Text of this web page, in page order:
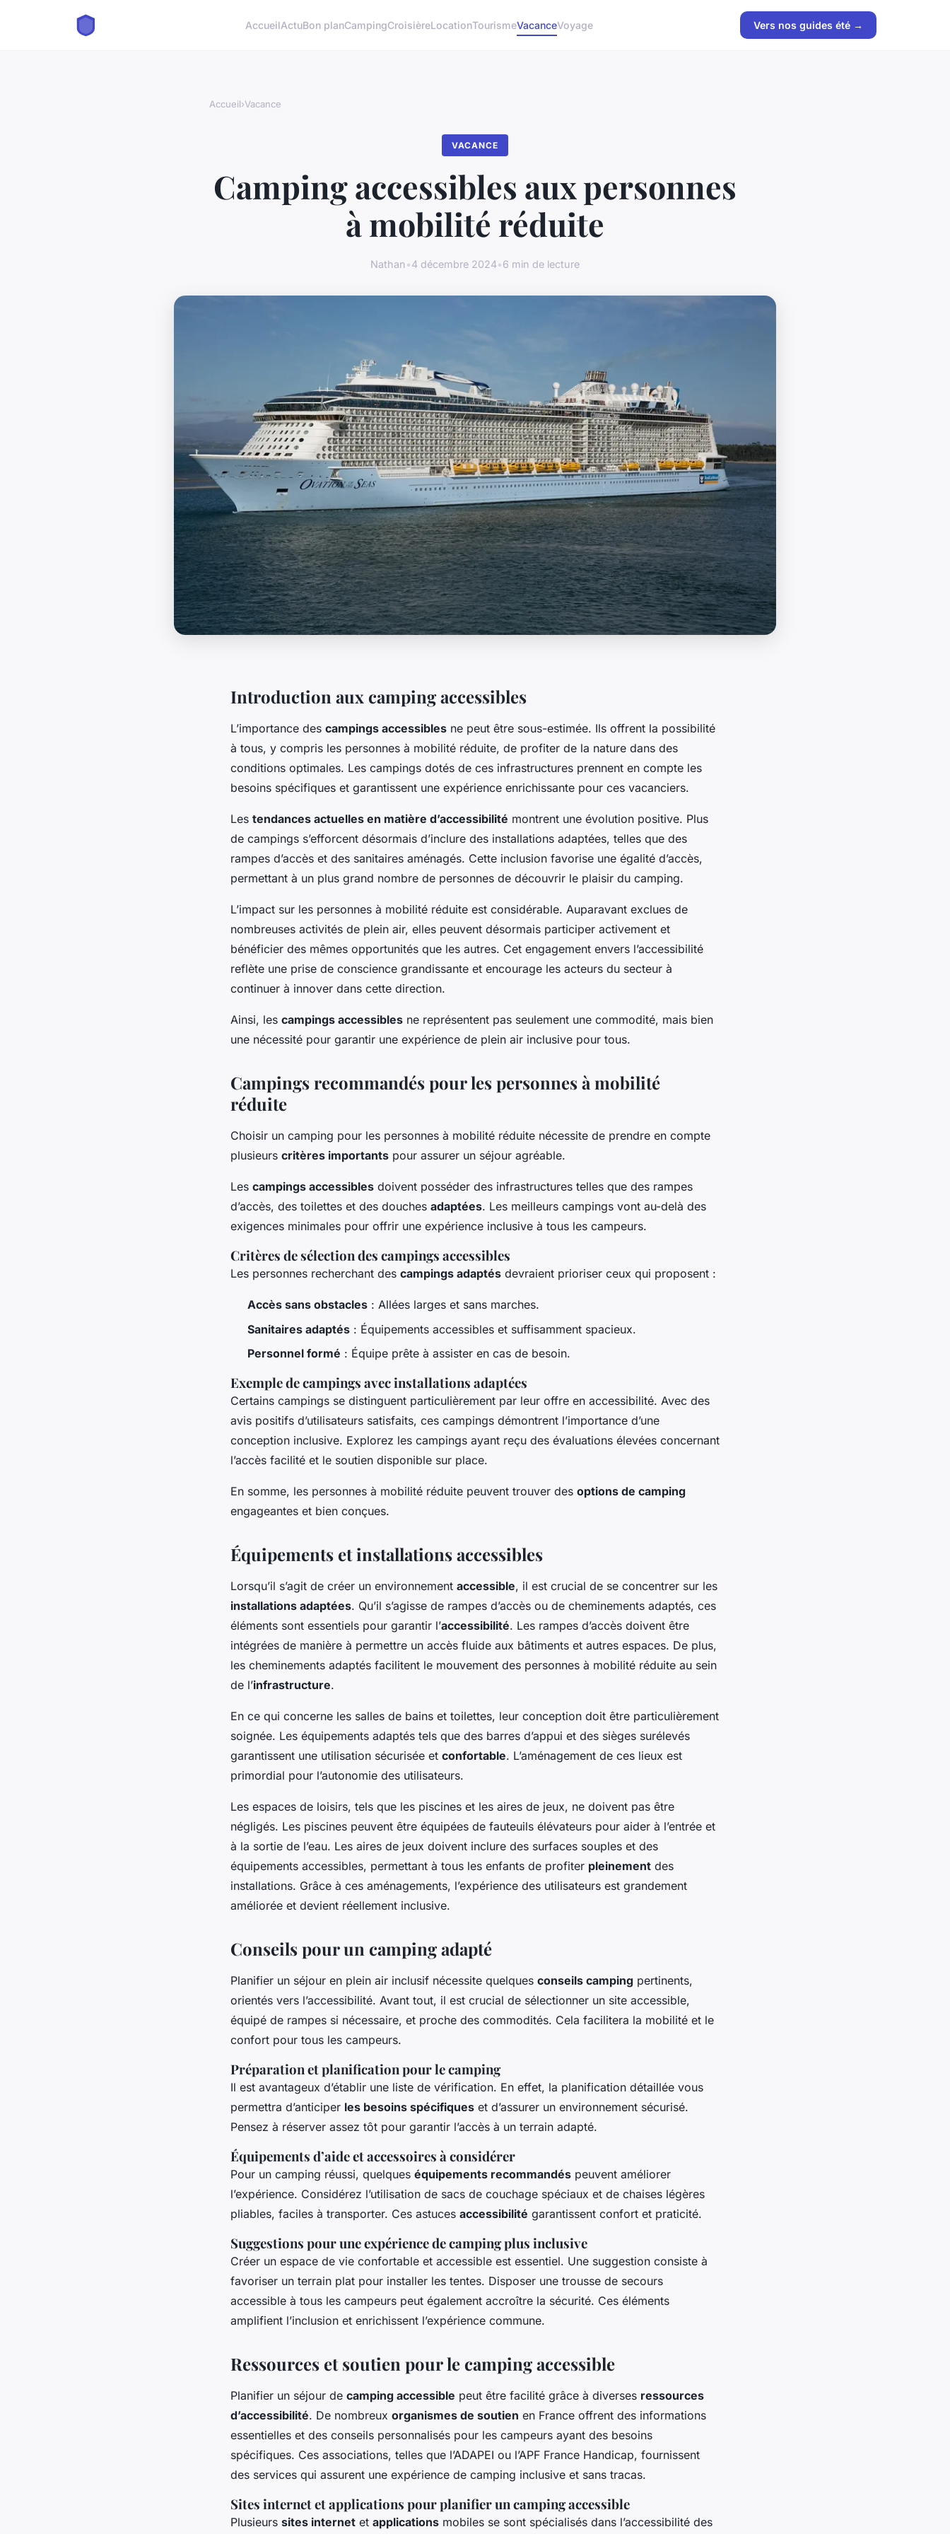
AccueilActuBon planCampingCroisièreLocationTourismeVacanceVoyage Vers nos guides été →
Accueil›Vacance
VACANCE
Camping accessibles aux personnes
à mobilité réduite
Nathan•4 décembre 2024•6 min de lecture
Introduction aux camping accessibles
L’importance des campings accessibles ne peut être sous-estimée. Ils offrent la possibilité
à tous, y compris les personnes à mobilité réduite, de profiter de la nature dans des
conditions optimales. Les campings dotés de ces infrastructures prennent en compte les
besoins spécifiques et garantissent une expérience enrichissante pour ces vacanciers.
Les tendances actuelles en matière d’accessibilité montrent une évolution positive. Plus
de campings s’efforcent désormais d’inclure des installations adaptées, telles que des
rampes d’accès et des sanitaires aménagés. Cette inclusion favorise une égalité d’accès,
permettant à un plus grand nombre de personnes de découvrir le plaisir du camping.
L’impact sur les personnes à mobilité réduite est considérable. Auparavant exclues de
nombreuses activités de plein air, elles peuvent désormais participer activement et
bénéficier des mêmes opportunités que les autres. Cet engagement envers l’accessibilité
reflète une prise de conscience grandissante et encourage les acteurs du secteur à
continuer à innover dans cette direction.
Ainsi, les campings accessibles ne représentent pas seulement une commodité, mais bien
une nécessité pour garantir une expérience de plein air inclusive pour tous.
Campings recommandés pour les personnes à mobilité
réduite
Choisir un camping pour les personnes à mobilité réduite nécessite de prendre en compte
plusieurs critères importants pour assurer un séjour agréable.
Les campings accessibles doivent posséder des infrastructures telles que des rampes
d’accès, des toilettes et des douches adaptées. Les meilleurs campings vont au-delà des
exigences minimales pour offrir une expérience inclusive à tous les campeurs.
Critères de sélection des campings accessibles
Les personnes recherchant des campings adaptés devraient prioriser ceux qui proposent :
Accès sans obstacles : Allées larges et sans marches.
Sanitaires adaptés : Équipements accessibles et suffisamment spacieux.
Personnel formé : Équipe prête à assister en cas de besoin.
Exemple de campings avec installations adaptées
Certains campings se distinguent particulièrement par leur offre en accessibilité. Avec des
avis positifs d’utilisateurs satisfaits, ces campings démontrent l’importance d’une
conception inclusive. Explorez les campings ayant reçu des évaluations élevées concernant
l’accès facilité et le soutien disponible sur place.
En somme, les personnes à mobilité réduite peuvent trouver des options de camping
engageantes et bien conçues.
Équipements et installations accessibles
Lorsqu’il s’agit de créer un environnement accessible, il est crucial de se concentrer sur les
installations adaptées. Qu’il s’agisse de rampes d’accès ou de cheminements adaptés, ces
éléments sont essentiels pour garantir l’accessibilité. Les rampes d’accès doivent être
intégrées de manière à permettre un accès fluide aux bâtiments et autres espaces. De plus,
les cheminements adaptés facilitent le mouvement des personnes à mobilité réduite au sein
de l’infrastructure.
En ce qui concerne les salles de bains et toilettes, leur conception doit être particulièrement
soignée. Les équipements adaptés tels que des barres d’appui et des sièges surélevés
garantissent une utilisation sécurisée et confortable. L’aménagement de ces lieux est
primordial pour l’autonomie des utilisateurs.
Les espaces de loisirs, tels que les piscines et les aires de jeux, ne doivent pas être
négligés. Les piscines peuvent être équipées de fauteuils élévateurs pour aider à l’entrée et
à la sortie de l’eau. Les aires de jeux doivent inclure des surfaces souples et des
équipements accessibles, permettant à tous les enfants de profiter pleinement des
installations. Grâce à ces aménagements, l’expérience des utilisateurs est grandement
améliorée et devient réellement inclusive.
Conseils pour un camping adapté
Planifier un séjour en plein air inclusif nécessite quelques conseils camping pertinents,
orientés vers l’accessibilité. Avant tout, il est crucial de sélectionner un site accessible,
équipé de rampes si nécessaire, et proche des commodités. Cela facilitera la mobilité et le
confort pour tous les campeurs.
Préparation et planification pour le camping
Il est avantageux d’établir une liste de vérification. En effet, la planification détaillée vous
permettra d’anticiper les besoins spécifiques et d’assurer un environnement sécurisé.
Pensez à réserver assez tôt pour garantir l’accès à un terrain adapté.
Équipements d’aide et accessoires à considérer
Pour un camping réussi, quelques équipements recommandés peuvent améliorer
l’expérience. Considérez l’utilisation de sacs de couchage spéciaux et de chaises légères
pliables, faciles à transporter. Ces astuces accessibilité garantissent confort et praticité.
Suggestions pour une expérience de camping plus inclusive
Créer un espace de vie confortable et accessible est essentiel. Une suggestion consiste à
favoriser un terrain plat pour installer les tentes. Disposer une trousse de secours
accessible à tous les campeurs peut également accroître la sécurité. Ces éléments
amplifient l’inclusion et enrichissent l’expérience commune.
Ressources et soutien pour le camping accessible
Planifier un séjour de camping accessible peut être facilité grâce à diverses ressources
d’accessibilité. De nombreux organismes de soutien en France offrent des informations
essentielles et des conseils personnalisés pour les campeurs ayant des besoins
spécifiques. Ces associations, telles que l’ADAPEI ou l’APF France Handicap, fournissent
des services qui assurent une expérience de camping inclusive et sans tracas.
Sites internet et applications pour planifier un camping accessible
Plusieurs sites internet et applications mobiles se sont spécialisés dans l’accessibilité des